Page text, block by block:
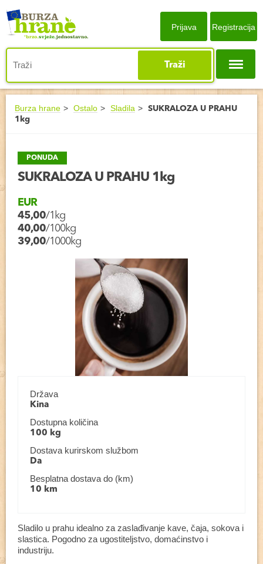
Traži
Prijava Registracija
Burza hrane Ostalo Sladila
SUKRALOZA U PRAHU
1kg
PONUDA
SUKRALOZA U PRAHU 1kg
EUR
45,00/1kg
40,00/100kg
39,00/1000kg
Država
Kina
Dostupna količina
100 kg
Dostava kurirskom službom
Da
Besplatna dostava do (km)
10 km
Sladilo u prahu idealno za zaslađivanje kave, čaja, sokova i
slastica. Pogodno za ugostiteljstvo, domaćinstvo i
industriju.